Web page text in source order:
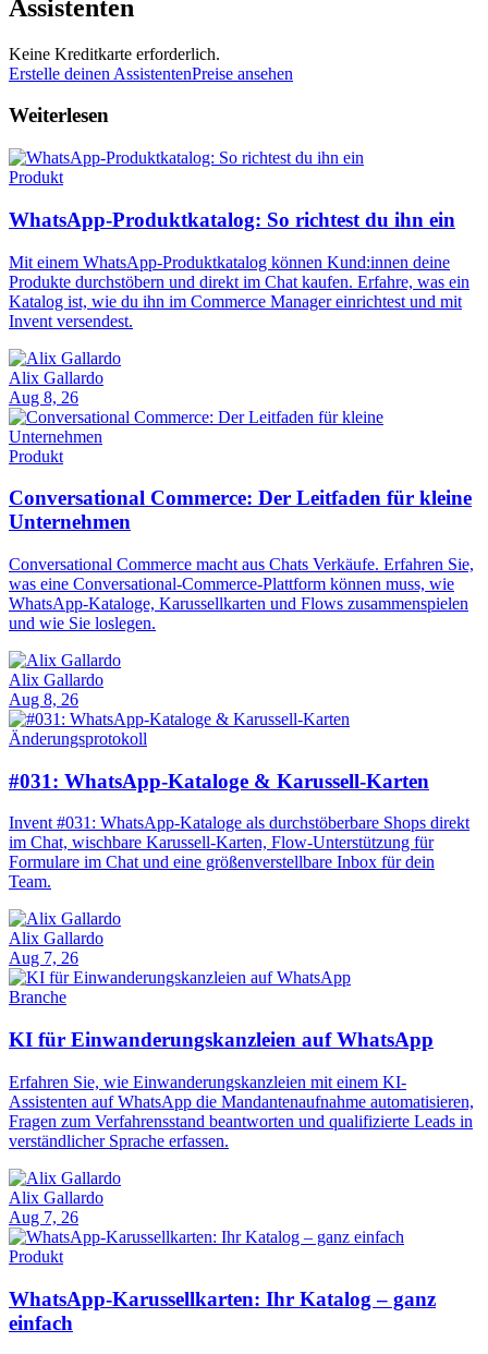
Assistenten
Keine Kreditkarte erforderlich.
Erstelle deinen AssistentenPreise ansehen
Weiterlesen
Produkt
WhatsApp-Produktkatalog: So richtest du ihn ein
Mit einem WhatsApp-Produktkatalog können Kund:innen deine
Produkte durchstöbern und direkt im Chat kaufen. Erfahre, was ein
Katalog ist, wie du ihn im Commerce Manager einrichtest und mit
Invent versendest.
Alix Gallardo
Aug 8, 26
Produkt
Conversational Commerce: Der Leitfaden für kleine
Unternehmen
Conversational Commerce macht aus Chats Verkäufe. Erfahren Sie,
was eine Conversational-Commerce-Plattform können muss, wie
WhatsApp-Kataloge, Karussellkarten und Flows zusammenspielen
und wie Sie loslegen.
Alix Gallardo
Aug 8, 26
Änderungsprotokoll
#031: WhatsApp-Kataloge & Karussell-Karten
Invent #031: WhatsApp-Kataloge als durchstöberbare Shops direkt
im Chat, wischbare Karussell-Karten, Flow-Unterstützung für
Formulare im Chat und eine größenverstellbare Inbox für dein
Team.
Alix Gallardo
Aug 7, 26
Branche
KI für Einwanderungskanzleien auf WhatsApp
Erfahren Sie, wie Einwanderungskanzleien mit einem KI-
Assistenten auf WhatsApp die Mandantenaufnahme automatisieren,
Fragen zum Verfahrensstand beantworten und qualifizierte Leads in
verständlicher Sprache erfassen.
Alix Gallardo
Aug 7, 26
Produkt
WhatsApp-Karussellkarten: Ihr Katalog – ganz
einfach